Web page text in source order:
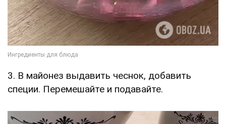
3. В майонез выдавить чеснок, добавить
специи. Перемешайте и подавайте.